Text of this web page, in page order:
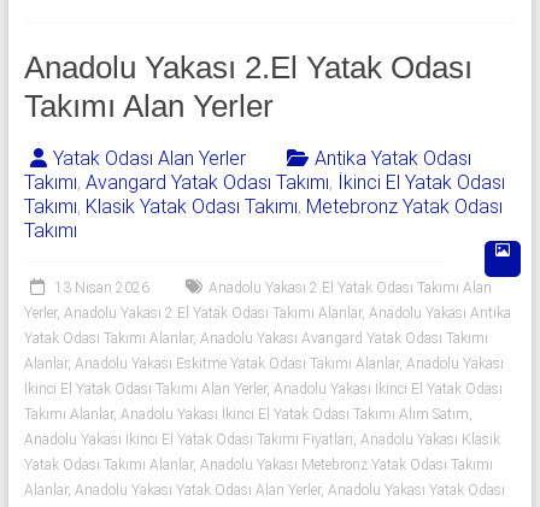
541
06
06
|
Yıldız
Spot
Yatak
odası
alan
yerler
olarak
2.el
Anadolu Yakası 2.El Yatak Odası
Takımı Alan Yerler
Yatak Odası Alan Yerler
Antika Yatak Odası
Takımı, Avangard Yatak Odası Takımı, İkinci El Yatak Odası
Takımı, Klasik Yatak Odası Takımı, Metebronz Yatak Odası
Takımı
13 Nisan 2026
Anadolu Yakası 2.El Yatak Odası Takımı Alan
Yerler, Anadolu Yakası 2.El Yatak Odası Takımı Alanlar, Anadolu Yakası Antika
Yatak Odası Takımı Alanlar, Anadolu Yakası Avangard Yatak Odası Takımı
Alanlar, Anadolu Yakası Eskitme Yatak Odası Takımı Alanlar, Anadolu Yakası
İkinci El Yatak Odası Takımı Alan Yerler, Anadolu Yakası İkinci El Yatak Odası
Takımı Alanlar, Anadolu Yakası İkinci El Yatak Odası Takımı Alım Satım
Anadolu Yakası İkinci El Yatak Odası Takımı Fiyatları Anadolu Yakası Klasik
Yatak Odası Takımı Alanlar, Anadolu Yakası Metebronz Yatak Odası Takımı
Alanlar, Anadolu Yakası Yatak Odası Alan Yerler, Anadolu Yakası Yatak Odası